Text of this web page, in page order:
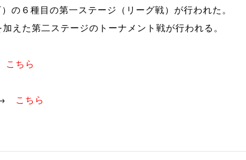
の６種目の第一ステージ（リーグ戦）が行われた。
えた第二ステージのトーナメント戦が行われる。
こちら
→ こちら